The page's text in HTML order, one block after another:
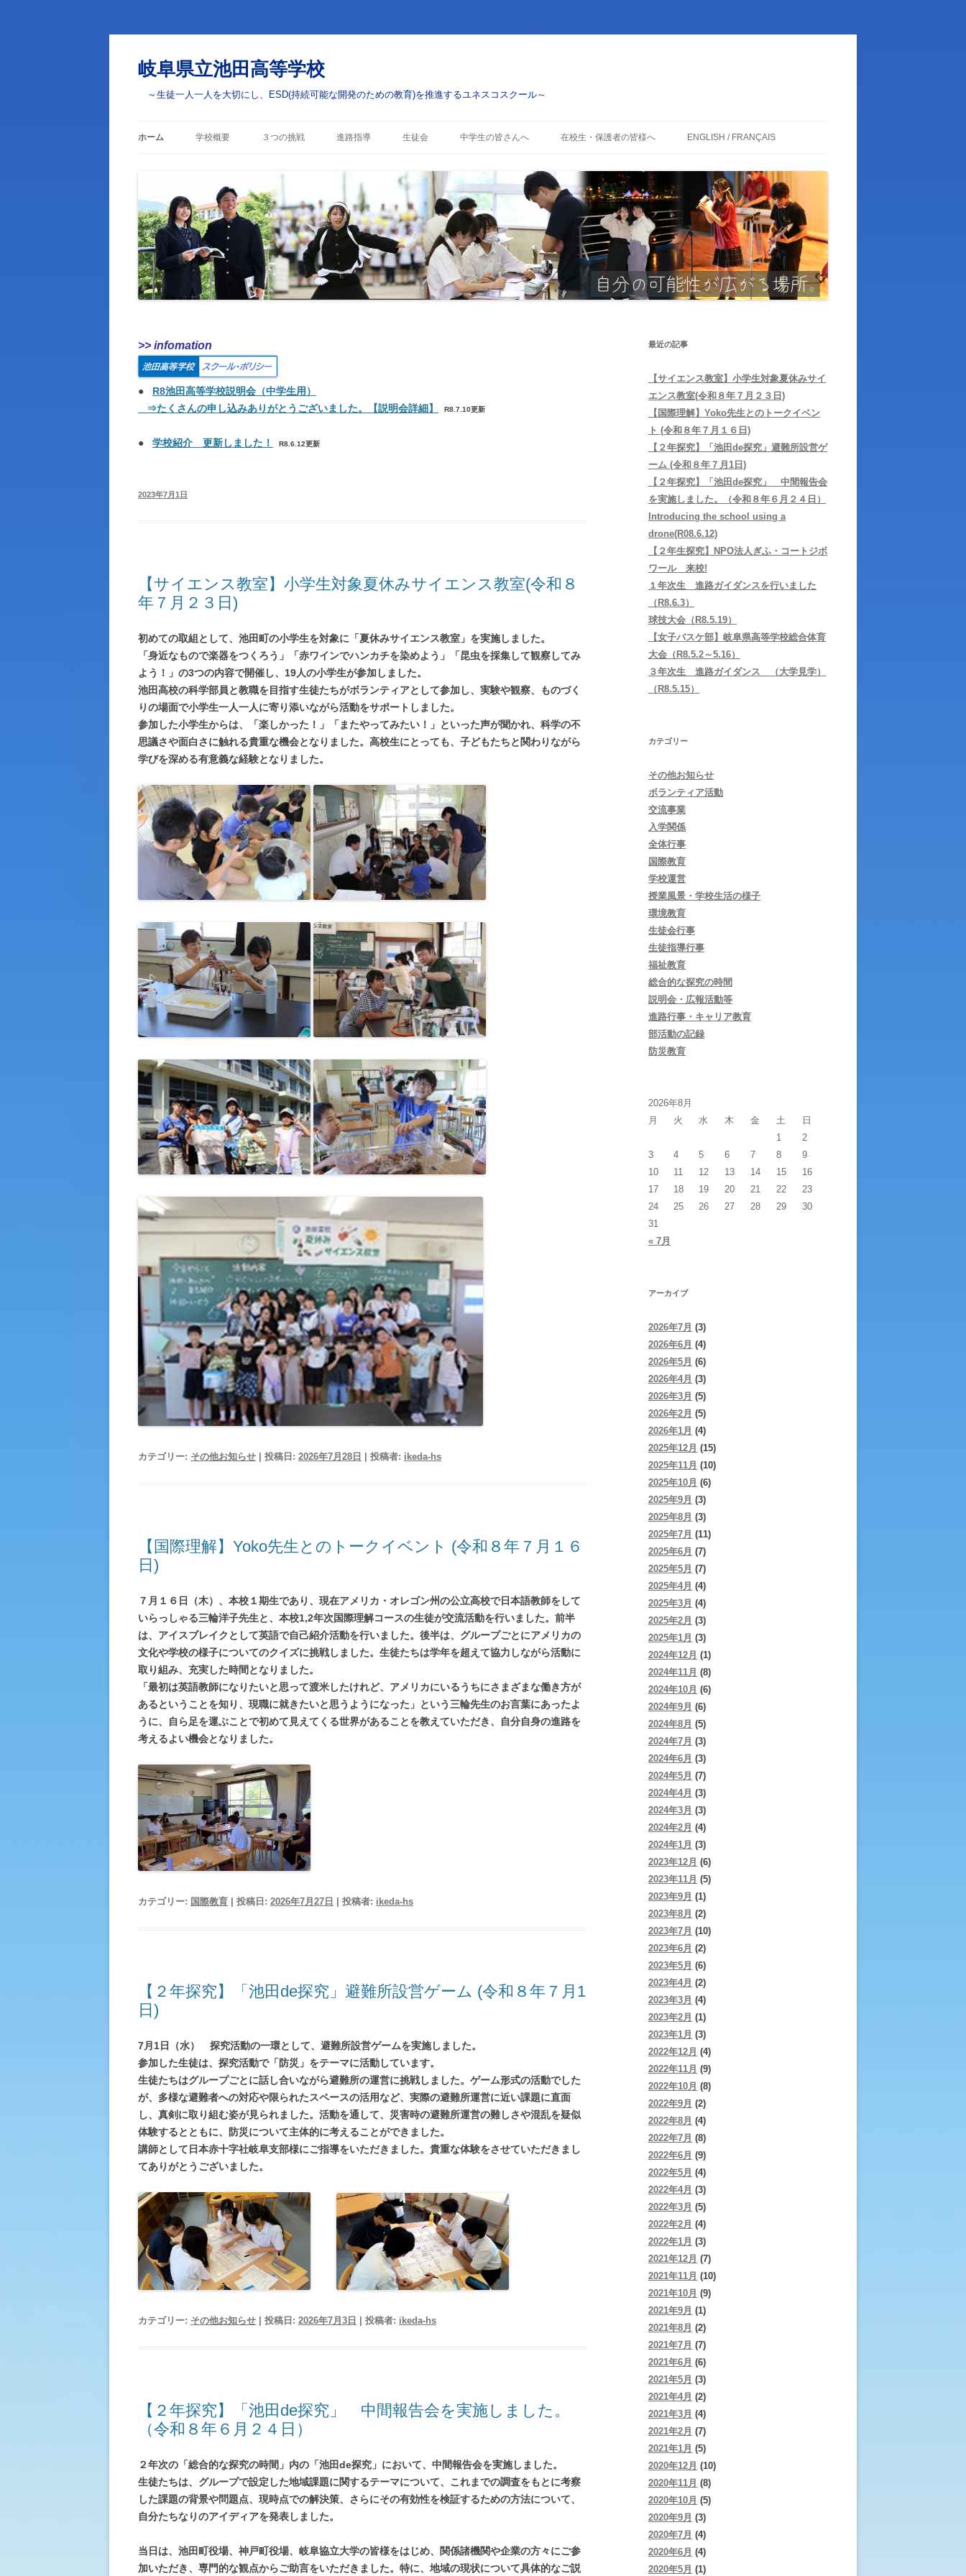
岐阜県立池田高等学校
～生徒一人一人を大切にし、ESD(持続可能な開発のための教育)を推進するユネスコスクール～
ン
へ
ス
キ
ッ
プ
ホーム 学校概要
校章・校訓・校歌
学校案内
学校評価
学校いじめ防止基本方針
生徒指導ガイドライン
池田高校物品調達ルール
契約情報
３つの挑戦
部活動・学校行事・ボランティアへ
の挑戦
ESD(ユネスコスクール)への挑戦 これまでのESD活動
進路指導 生徒会 中学生の皆さんへ
入試情報
部活動
制服について
在校生・保護者の皆様へ
行事予定
警報発表時の対応
各種手続き・証明書(卒業生の皆様
授業料および奨学金関係
ENGLISH / FRANÇAIS
FRANÇAIS
日本語
>> infomation
● R8池田高等学校説明会（中学生用）
⇒たくさんの申し込みありがとうございました。【説明会詳細】
R8.7.10更新
● 学校紹介 更新しました！ R8.6.12更新
2023年7月1日
【サイエンス教室】小学生対象夏休みサイエンス教室(令和８
年７月２３日)
初めての取組として、池田町の小学生を対象に「夏休みサイエンス教室」を実施しました。
「身近なもので楽器をつくろう」「赤ワインでハンカチを染めよう」「昆虫を採集して観察してみ
よう！」の3つの内容で開催し、19人の小学生が参加しました。
池田高校の科学部員と教職を目指す生徒たちがボランティアとして参加し、実験や観察、ものづく
りの場面で小学生一人一人に寄り添いながら活動をサポートしました。
参加した小学生からは、「楽しかった！」「またやってみたい！」といった声が聞かれ、科学の不
思議さや面白さに触れる貴重な機会となりました。高校生にとっても、子どもたちと関わりながら
学びを深める有意義な経験となりました。
カテゴリー: その他お知らせ | 投稿日: 2026年7月28日 投稿者: ikeda-hs
【国際理解】Yoko先生とのトークイベント (令和８年７月１６
日)
７月１６日（木）、本校１期生であり、現在アメリカ・オレゴン州の公立高校で日本語教師をして
いらっしゃる三輪洋子先生と、本校1,2年次国際理解コースの生徒が交流活動を行いました。前半
は、アイスブレイクとして英語で自己紹介活動を行いました。後半は、グループごとにアメリカの
文化や学校の様子についてのクイズに挑戦しました。生徒たちは学年を超えて協力しながら活動に
取り組み、充実した時間となりました。
「最初は英語教師になりたいと思って渡米したけれど、アメリカにいるうちにさまざまな働き方が
あるということを知り、現職に就きたいと思うようになった」という三輪先生のお言葉にあったよ
うに、自ら足を運ぶことで初めて見えてくる世界があることを教えていただき、自分自身の進路を
考えるよい機会となりました。
カテゴリー: 国際教育 | 投稿日: 2026年7月27日 投稿者: ikeda-hs
【２年探究】「池田de探究」避難所設営ゲーム (令和８年７月1
日)
7月1日（水） 探究活動の一環として、避難所設営ゲームを実施しました。
参加した生徒は、探究活動で「防災」をテーマに活動しています。
生徒たちはグループごとに話し合いながら避難所の運営に挑戦しました。ゲーム形式の活動でした
が、多様な避難者への対応や限られたスペースの活用など、実際の避難所運営に近い課題に直面
し、真剣に取り組む姿が見られました。活動を通して、災害時の避難所運営の難しさや混乱を疑似
体験するとともに、防災について主体的に考えることができました。
講師として日本赤十字社岐阜支部様にご指導をいただきました。貴重な体験をさせていただきまし
てありがとうございました。
カテゴリー: その他お知らせ | 投稿日: 2026年7月3日 | 投稿者: ikeda-hs
【２年探究】「池田de探究」 中間報告会を実施しました。
（令和８年６月２４日）
２年次の「総合的な探究の時間」内の「池田de探究」において、中間報告会を実施しました。
生徒たちは、グループで設定した地域課題に関するテーマについて、これまでの調査をもとに考察
した課題の背景や問題点、現時点での解決策、さらにその有効性を検証するための方法について、
自分たちなりのアイディアを発表しました。
当日は、池田町役場、神戸町役場、岐阜協立大学の皆様をはじめ、関係諸機関や企業の方々にご参
加いただき、専門的な観点からご助言をいただきました。特に、地域の現状について具体的なご説
最近の記事
【サイエンス教室】小学生対象夏休みサイ
エンス教室(令和８年７月２３日)
【国際理解】Yoko先生とのトークイベン
ト (令和８年７月１６日)
【２年探究】「池田de探究」避難所設営ゲ
ーム (令和８年７月1日)
【２年探究】「池田de探究」 中間報告会
を実施しました。（令和８年６月２４日）
Introducing the school using a
drone(R08.6.12)
【２年生探究】NPO法人ぎふ・コートジボ
ワール 来校!
１年次生 進路ガイダンスを行いました
（R8.6.3）
球技大会（R8.5.19）
【女子バスケ部】岐阜県高等学校総合体育
大会（R8.5.2～5.16）
３年次生 進路ガイダンス （大学見学）
（R8.5.15）
カテゴリー
その他お知らせ
ボランティア活動
交流事業
入学関係
全体行事
国際教育
学校運営
授業風景・学校生活の様子
環境教育
生徒会行事
生徒指導行事
福祉教育
総合的な探究の時間
説明会・広報活動等
進路行事・キャリア教育
部活動の記録
防災教育
2026年8月
月
火 水 木 金 土
日
1
2
3
4 5 6 7 8
9
10
11 12 13 14 15
16
17
18 19 20 21 22
23
24
25 26 27 28 29
30
31
« 7月
アーカイブ
2026年7月 (3)
2026年6月 (4)
2026年5月 (6)
2026年4月 (3)
2026年3月 (5)
2026年2月 (5)
2026年1月 (4)
2025年12月 (15)
2025年11月 (10)
2025年10月 (6)
2025年9月 (3)
2025年8月 (3)
2025年7月 (11)
2025年6月 (7)
2025年5月 (7)
2025年4月 (4)
2025年3月 (4)
2025年2月 (3)
2025年1月 (3)
2024年12月 (1)
2024年11月 (8)
2024年10月 (6)
2024年9月 (6)
2024年8月 (5)
2024年7月 (3)
2024年6月 (3)
2024年5月 (7)
2024年4月 (3)
2024年3月 (3)
2024年2月 (4)
2024年1月 (3)
2023年12月 (6)
2023年11月 (5)
2023年9月 (1)
2023年8月 (2)
2023年7月 (10)
2023年6月 (2)
2023年5月 (6)
2023年4月 (2)
2023年3月 (4)
2023年2月 (1)
2023年1月 (3)
2022年12月 (4)
2022年11月 (9)
2022年10月 (8)
2022年9月 (2)
2022年8月 (4)
2022年7月 (8)
2022年6月 (9)
2022年5月 (4)
2022年4月 (3)
2022年3月 (5)
2022年2月 (4)
2022年1月 (3)
2021年12月 (7)
2021年11月 (10)
2021年10月 (9)
2021年9月 (1)
2021年8月 (2)
2021年7月 (7)
2021年6月 (6)
2021年5月 (3)
2021年4月 (2)
2021年3月 (4)
2021年2月 (7)
2021年1月 (5)
2020年12月 (10)
2020年11月 (8)
2020年10月 (5)
2020年9月 (3)
2020年7月 (4)
2020年6月 (4)
2020年5月 (1)